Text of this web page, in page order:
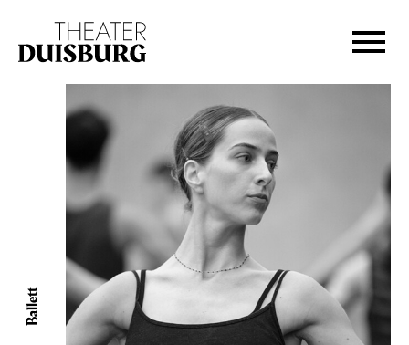
Zur Hauptnavigation springen
Zum Footer springen
Ballett